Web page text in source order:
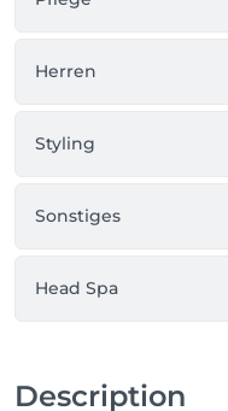
Herren
Styling
Sonstiges
Head Spa
Description